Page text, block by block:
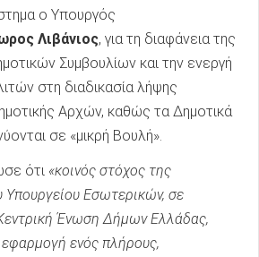
ο Υπουργός
Λιβάνιος, για τη διαφάνεια της
Συμβουλίων και την ενεργή
στη διαδικασία λήψης
Αρχών, καθώς τα Δημοτικά
σε «μικρή Βουλή».
ότι «κοινός στόχος της
Υπουργείου Εσωτερικών, σε
Ένωση Δήμων Ελλάδας,
εφαρμογή ενός πλήρους,